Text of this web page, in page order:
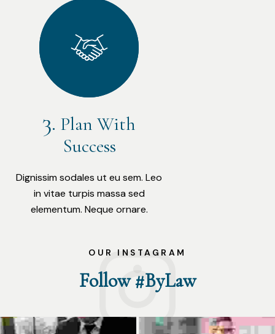
Plan With
Success
Dignissim sodales ut eu sem. Leo
in vitae turpis massa sed
elementum. Neque ornare.
OUR INSTAGRAM
Follow #ByLaw